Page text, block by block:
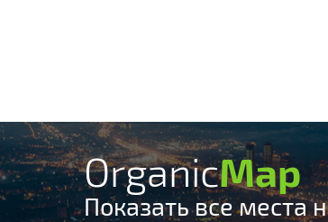
OrganicMap
Показать все места